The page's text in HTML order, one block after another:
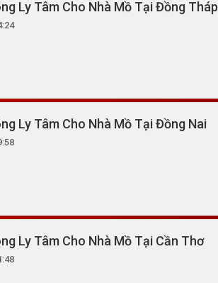
Ly Tâm Cho Nhà Mồ Tại Đồng Tháp
Ly Tâm Cho Nhà Mồ Tại Đồng Nai
Ly Tâm Cho Nhà Mồ Tại Cần Thơ